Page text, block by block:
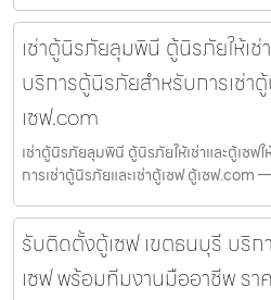
เช่าตู้นิรภัยลุมพินี ตู้นิรภัยให้เช่
บริการตู้นิรภัยสำหรับการเช่า
เซฟ.com
เช่าตู้นิรภัยลุมพินี ตู้นิรภัยให้เช่าและตู้เซฟ
การเช่าตู้นิรภัยและเช่าตู้เซฟ ตู้เซฟ.com
รับติดตั้งตู้เซฟ เขตธนบุรี บริ
เซฟ พร้อมทีมงานมืออาชีพ รา